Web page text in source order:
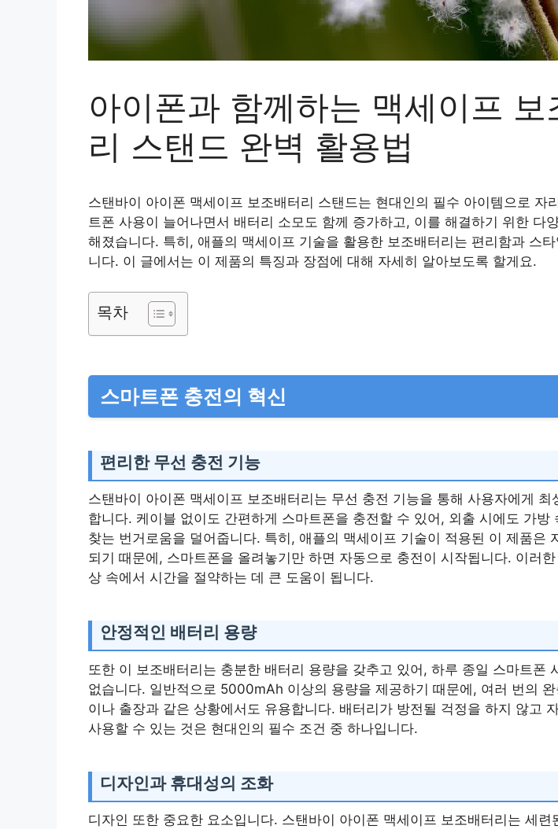
아이폰과 함께하는 맥세이프 보
리 스탠드 완벽 활용법
스탠바이 아이폰 맥세이프 보조배터리 스탠드는 현대인의 필수 아이템으로 자
트폰 사용이 늘어나면서 배터리 소모도 함께 증가하고, 이를 해결하기 위한 다
해졌습니다. 특히, 애플의 맥세이프 기술을 활용한 보조배터리는 편리함과 스
니다. 이 글에서는 이 제품의 특징과 장점에 대해 자세히 알아보도록 할게요.
목차
스마트폰 충전의 혁신
편리한 무선 충전 기능
스탠바이 아이폰 맥세이프 보조배터리는 무선 충전 기능을 통해 사용자에게 최
합니다. 케이블 없이도 간편하게 스마트폰을 충전할 수 있어, 외출 시에도 가방
찾는 번거로움을 덜어줍니다. 특히, 애플의 맥세이프 기술이 적용된 이 제품은
되기 때문에, 스마트폰을 올려놓기만 하면 자동으로 충전이 시작됩니다. 이러
상 속에서 시간을 절약하는 데 큰 도움이 됩니다.
안정적인 배터리 용량
또한 이 보조배터리는 충분한 배터리 용량을 갖추고 있어, 하루 종일 스마트폰
없습니다. 일반적으로 5000mAh 이상의 용량을 제공하기 때문에, 여러 번의
이나 출장과 같은 상황에서도 유용합니다. 배터리가 방전될 걱정을 하지 않고
사용할 수 있는 것은 현대인의 필수 조건 중 하나입니다.
디자인과 휴대성의 조화
디자인 또한 중요한 요소입니다. 스탠바이 아이폰 맥세이프 보조배터리는 세련